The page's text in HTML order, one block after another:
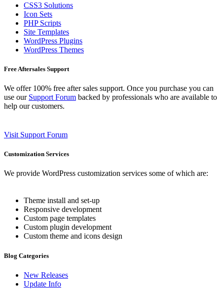
CSS3 Solutions
Icon Sets
PHP Scripts
Site Templates
WordPress Plugins
WordPress Themes
Free Aftersales Support
We offer 100% free after sales support. Once you purchase you can
use our Support Forum backed by professionals who are available to
help our customers.
Visit Support Forum
Customization Services
We provide WordPress customization services some of which are:
Theme install and set-up
Responsive development
Custom page templates
Custom plugin development
Custom theme and icons design
Blog Categories
New Releases
Update Info